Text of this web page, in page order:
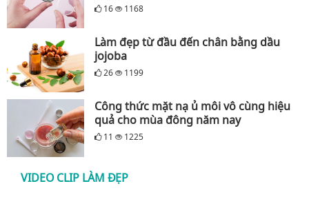
16 1168
Làm đẹp từ đầu đến chân bằng dầu
jojoba
26 1199
Công thức mặt nạ ủ môi vô cùng hiệu
quả cho mùa đông năm nay
11 1225
VIDEO CLIP LÀM ĐẸP